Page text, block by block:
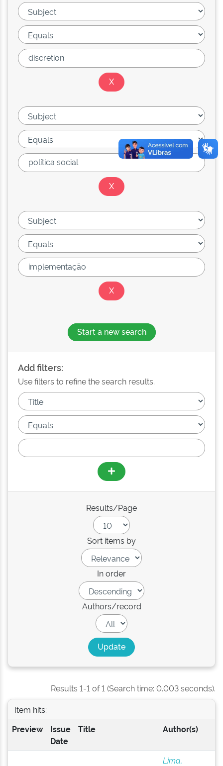
Start a new search
Add filters:
Use filters to refine the search results.
Results/Page
Sort items by
In order
Authors/record
Results 1-1 of 1 (Search time: 0.003 seconds).
Item hits:
Preview
Issue
Date
Title Author(s)
Lima,